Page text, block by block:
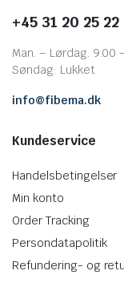
+45 31 20 25 22
Man. – Lørdag. 9.00
Søndag: Lukket
info@fibema.dk
Kundeservice
Handelsbetingelser
Min konto
Order Tracking
Persondatapolitik
Refundering- og